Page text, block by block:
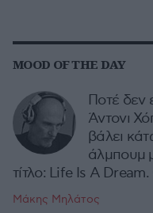
MOOD OF THE DAY
Ποτέ δεν
Άντονι
βάλει
άλμπουμ
τίτλο: Life Is A Dream.
Μάκης Μηλάτος